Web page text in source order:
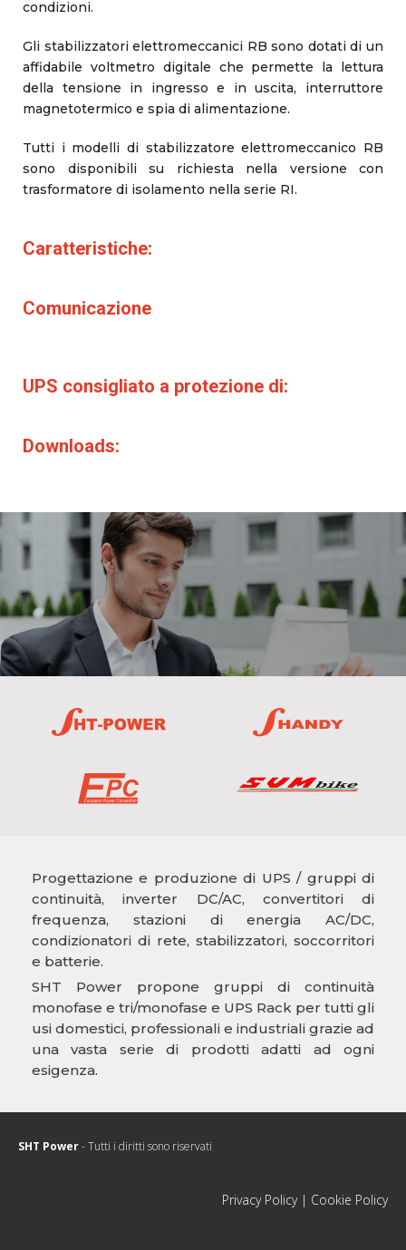
condizioni.
Gli stabilizzatori elettromeccanici RB sono dotati di un
affidabile voltmetro digitale che permette la lettura
della tensione in ingresso e in uscita, interruttore
magnetotermico e spia di alimentazione.
Tutti i modelli di stabilizzatore elettromeccanico RB
sono disponibili su richiesta nella versione con
trasformatore di isolamento nella serie RI.
Caratteristiche:
Comunicazione
UPS consigliato a protezione di:
Downloads:
Progettazione e produzione di UPS / gruppi di
continuità, inverter DC/AC, convertitori di
frequenza, stazioni di energia AC/DC,
condizionatori di rete, stabilizzatori, soccorritori
e batterie.
SHT Power propone gruppi di continuità
monofase e tri/monofase e UPS Rack per tutti gli
usi domestici, professionali e industriali grazie ad
una vasta serie di prodotti adatti ad ogni
esigenza.
SHT Power- Tutti i diritti sono riservati
Privacy Policy| Cookie Policy